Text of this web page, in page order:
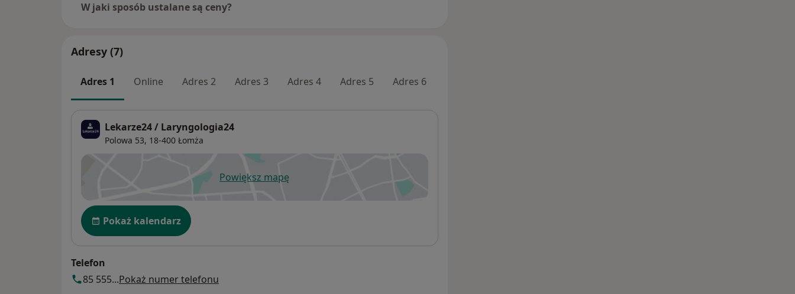
W jaki sposób ustalane są ceny?
Adresy (7)
Adres 1 Online Adres 2 Adres 3 Adres 4 Adres 5 Adres 6
Lekarze24 / Laryngologia24
Polowa 53, 18-400 Łomża
Powiększ mapęotwiera się w nowej karcie
Dostępność
Pokaż kalendarz
Telefon
85 555...Pokaż numer telefonu